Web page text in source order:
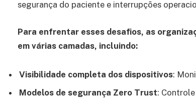
segurança do paciente e interrupções
Para enfrentar esses desafios, as
em várias camadas, incluindo:
Visibilidade completa dos dispositivos:
Modelos de segurança Zero Trust: